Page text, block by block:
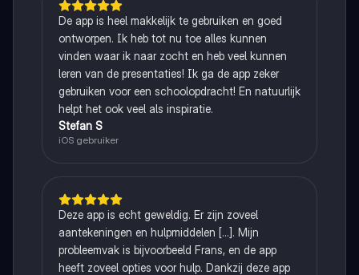
De app is heel makkelijk te gebruiken en goed
ontworpen. Ik heb tot nu toe alles kunnen
vinden waar ik naar zocht en heb veel kunnen
leren van de presentaties! Ik ga de app zeker
gebruiken voor een schoolopdracht! En natuurlijk
helpt het ook veel als inspiratie.
Stefan S
iOS gebruiker
Deze app is echt geweldig. Er zijn zoveel
aantekeningen en hulpmiddelen [...]. Mijn
probleemvak is bijvoorbeeld Frans, en de app
heeft zoveel opties voor hulp. Dankzij deze app